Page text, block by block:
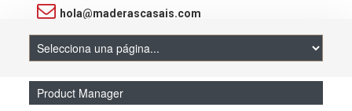
hola@maderascasais.com
Product Manager